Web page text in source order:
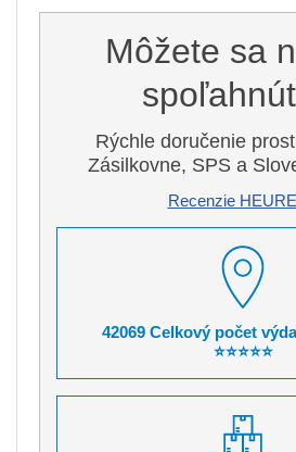
Môžete sa
Rýchle doručenie
Zásilkovne, SPS a
Recenzie
42069 Celkový počet
⭐⭐⭐⭐⭐